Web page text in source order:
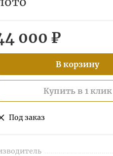
000 ₽
В корзину
Купить в 1 клик
Под заказ